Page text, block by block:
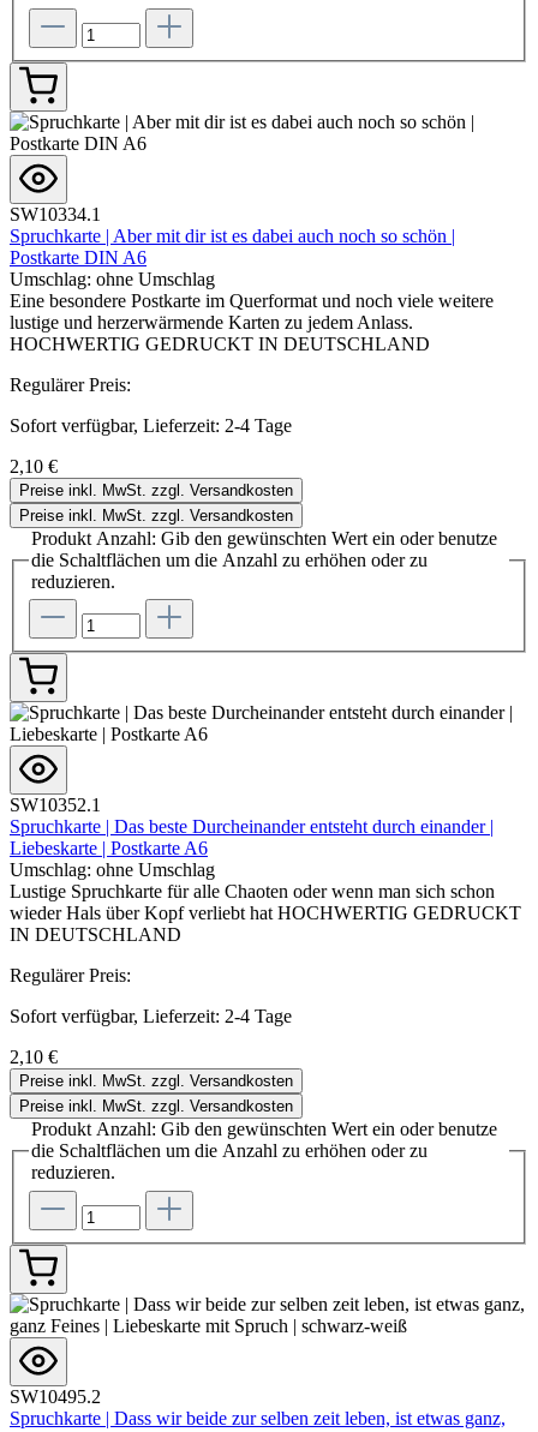
SW10334.1
Spruchkarte | Aber mit dir ist es dabei auch noch so schön |
Postkarte DIN A6
Umschlag: ohne Umschlag
Eine besondere Postkarte im Querformat und noch viele weitere
lustige und herzerwärmende Karten zu jedem Anlass.
HOCHWERTIG GEDRUCKT IN DEUTSCHLAND
Regulärer Preis:
Sofort verfügbar, Lieferzeit: 2-4 Tage
2,10 €
Preise inkl. MwSt. zzgl. Versandkosten
Preise inkl. MwSt. zzgl. Versandkosten
Produkt Anzahl: Gib den gewünschten Wert ein oder benutze
die Schaltflächen um die Anzahl zu erhöhen oder zu
reduzieren.
SW10352.1
Spruchkarte | Das beste Durcheinander entsteht durch einander |
Liebeskarte | Postkarte A6
Umschlag: ohne Umschlag
Lustige Spruchkarte für alle Chaoten oder wenn man sich schon
wieder Hals über Kopf verliebt hat HOCHWERTIG GEDRUCKT
IN DEUTSCHLAND
Regulärer Preis:
Sofort verfügbar, Lieferzeit: 2-4 Tage
2,10 €
Preise inkl. MwSt. zzgl. Versandkosten
Preise inkl. MwSt. zzgl. Versandkosten
Produkt Anzahl: Gib den gewünschten Wert ein oder benutze
die Schaltflächen um die Anzahl zu erhöhen oder zu
reduzieren.
SW10495.2
Spruchkarte | Dass wir beide zur selben zeit leben, ist etwas ganz,